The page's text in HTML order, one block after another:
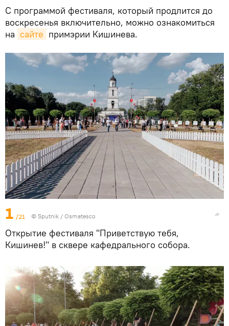
С программой фестиваля, который продлится до
воскресенья включительно, можно ознакомиться
на сайте примэрии Кишинева.
1 /21 © Sputnik / Osmatesco
Открытие фестиваля "Приветствую тебя,
Кишинев!" в сквере кафедрального собора.